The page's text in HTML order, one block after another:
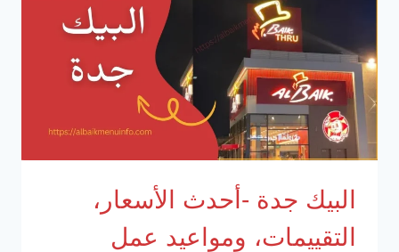
عمل
الفروع
البيك جدة -أحدث الأسعار،
التقييمات، ومواعيد عمل